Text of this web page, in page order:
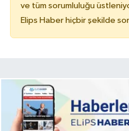
ve tüm sorumluluğu
Elips Haber hiçbir şekilde